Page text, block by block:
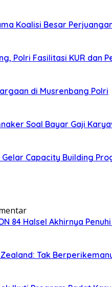
Koalisi Besar
Polri Fasilitasi KUR dan
di Musrenbang Polri
Soal Bayar Gaji
Gelar Capacity Building
84 Halsel Akhirnya
Tak